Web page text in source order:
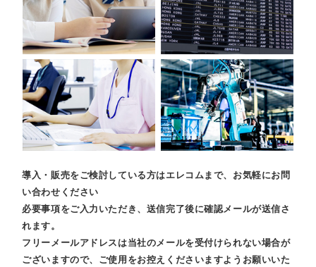
導入・販売をご検討している方はエレコムまで、お気軽にお問
い合わせください
必要事項をご入力いただき、送信完了後に確認メールが送信さ
れます。
フリーメールアドレスは当社のメールを受付けられない場合が
ございますので、ご使用をお控えくださいますようお願いいた